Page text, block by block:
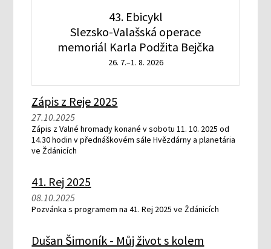
43. Ebicykl
Slezsko-Valašská operace
memoriál Karla Podžita Bejčka
26. 7.–1. 8. 2026
Zápis z Reje 2025
27.10.2025
Zápis z Valné hromady konané v sobotu 11. 10. 2025 od
14.30 hodin v přednáškovém sále Hvězdárny a planetária
ve Ždánicích
41. Rej 2025
08.10.2025
Pozvánka s programem na 41. Rej 2025 ve Ždánicích
Dušan Šimoník - Můj život s kolem